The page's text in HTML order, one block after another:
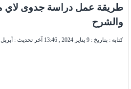
طريقة عمل دراسة جدوى لاي
والشرح
كتابة : بتاريخ : 9 يناير 2024 , 13:46 آخر تحديث : أبريل 2022 , 03:15